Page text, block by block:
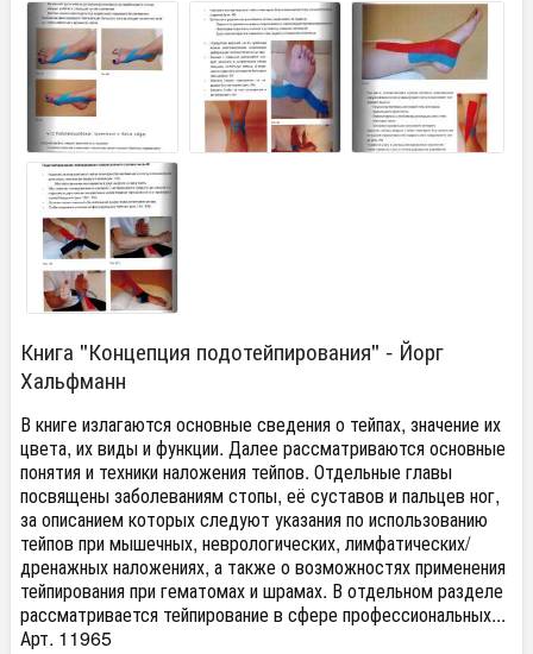
Книга "Концепция подотейпирования" - Йорг
Хальфманн
В книге излагаются основные сведения о тейпах, значение их
цвета, их виды и функции. Далее рассматриваются основные
понятия и техники наложения тейпов. Отдельные главы
посвящены заболеваниям стопы, её суставов и пальцев ног,
за описанием которых следуют указания по использованию
тейпов при мышечных, неврологических, лимфатических/
дренажных наложениях, а также о возможностях применения
тейпирования при гематомах и шрамах. В отдельном разделе
рассматривается тейпирование в сфере профессиональных...
Арт. 11965